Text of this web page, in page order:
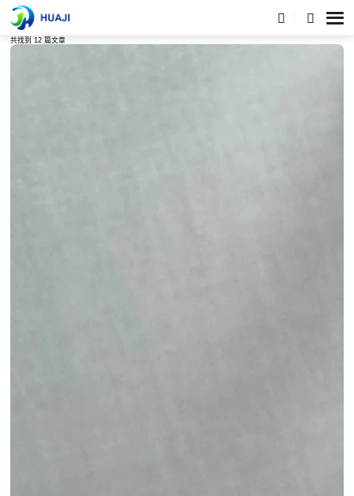
标签列表
共找到 12 篇文章